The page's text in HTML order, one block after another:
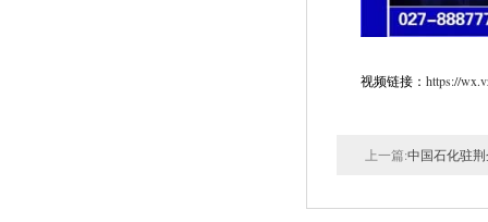
视频链接： https://
上一篇:中国石化驻